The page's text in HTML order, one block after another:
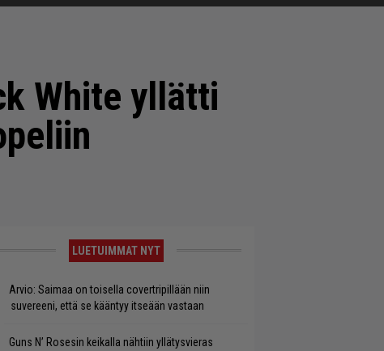
White yllätti
LUETUIMMAT NYT
Arvio: Saimaa on toisella covertripillään niin
suvereeni, että se kääntyy itseään vastaan
Guns N’ Rosesin keikalla nähtiin yllätysvieras